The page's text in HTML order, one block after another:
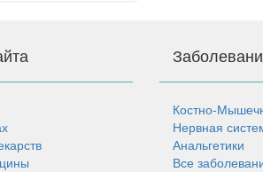
Костно-
Нервная
Анальгетики
Все